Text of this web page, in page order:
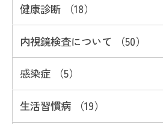
健康診断 （18）
内視鏡検査について （50）
感染症 （5）
生活習慣病 （19）